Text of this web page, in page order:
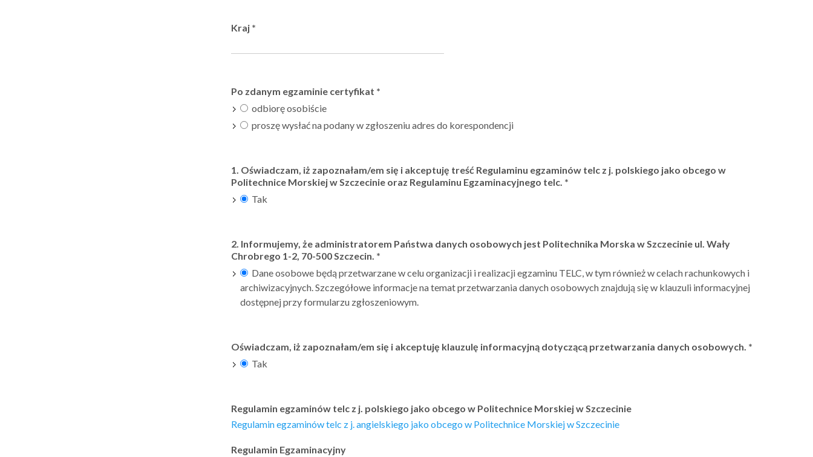
Kraj *
Po zdanym egzaminie certyfikat *
odbiorę osobiście
proszę wysłać na podany w zgłoszeniu adres do korespondencji
1. Oświadczam, iż zapoznałam/em się i akceptuję treść Regulaminu egzaminów telc z j. polskiego jako obcego w
Politechnice Morskiej w Szczecinie oraz Regulaminu Egzaminacyjnego telc. *
Tak
2. Informujemy, że administratorem Państwa danych osobowych jest Politechnika Morska w Szczecinie ul. Wały
Chrobrego 1-2, 70-500 Szczecin. *
Dane osobowe będą przetwarzane w celu organizacji i realizacji egzaminu TELC, w tym również w celach rachunkowych i
archiwizacyjnych. Szczegółowe informacje na temat przetwarzania danych osobowych znajdują się w klauzuli informacyjnej
dostępnej przy formularzu zgłoszeniowym.
Oświadczam, iż zapoznałam/em się i akceptuję klauzulę informacyjną dotyczącą przetwarzania danych osobowych. *
Tak
Regulamin egzaminów telc z j. polskiego jako obcego w Politechnice Morskiej w Szczecinie
Regulamin egzaminów telc z j. angielskiego jako obcego w Politechnice Morskiej w Szczecinie
Regulamin Egzaminacyjny